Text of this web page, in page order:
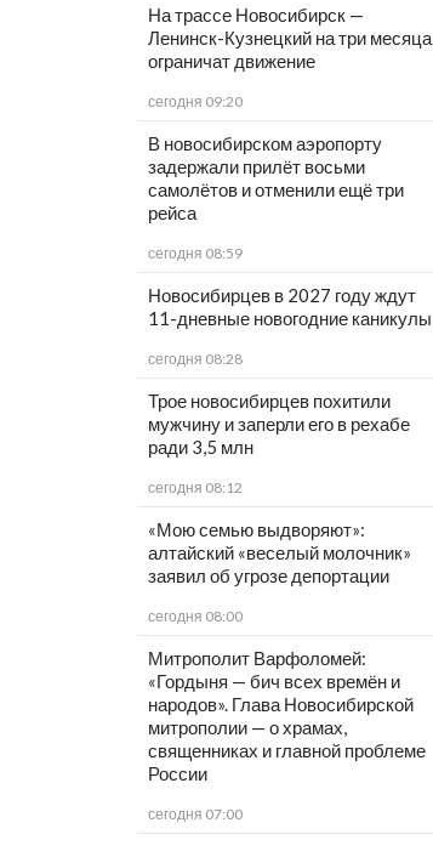
На трассе Новосибирск —
Ленинск-Кузнецкий на три месяца
ограничат движение
сегодня 09:20
В новосибирском аэропорту
задержали прилёт восьми
самолётов и отменили ещё три
рейса
сегодня 08:59
Новосибирцев в 2027 году ждут
11-дневные новогодние каникулы
сегодня 08:28
Трое новосибирцев похитили
мужчину и заперли его в рехабе
ради 3,5 млн
сегодня 08:12
«Мою семью выдворяют»:
алтайский «веселый молочник»
заявил об угрозе депортации
сегодня 08:00
Митрополит Варфоломей:
«Гордыня — бич всех времён и
народов». Глава Новосибирской
митрополии — о храмах,
священниках и главной проблеме
России
сегодня 07:00